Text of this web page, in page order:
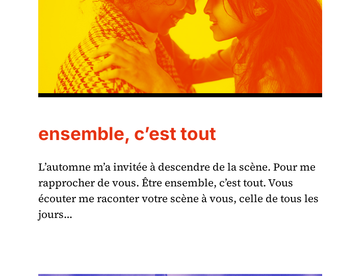
ensemble, c’est tout
L’automne m’a invitée à descendre de la scène. Pour me
rapprocher de vous. Être ensemble, c’est tout. Vous
écouter me raconter votre scène à vous, celle de tous les
jours…